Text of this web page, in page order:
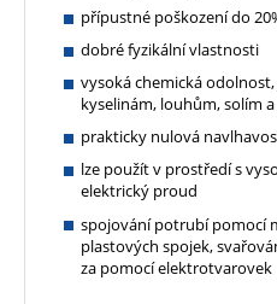
přípustné poškození do
dobré fyzikální vlastnosti
vysoká chemická
kyselinám, louhům, solím
prakticky nulová
lze použít v prostředí s
elektrický proud
spojování potrubí pomocí
plastových spojek,
za pomocí elektrotvarovek